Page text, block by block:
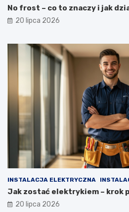
No frost – co to znaczy i jak
20 lipca 2026
INSTALACJA ELEKTRYCZNA
Jak zostać elektrykiem – krok
20 lipca 2026